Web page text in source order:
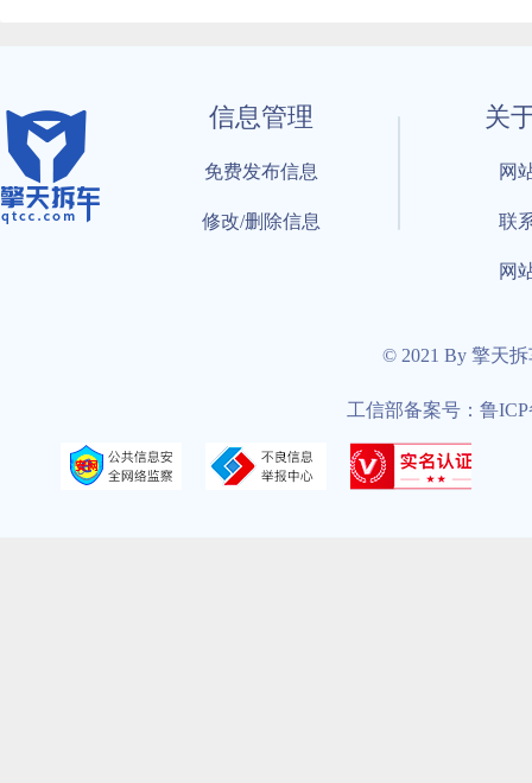
信息管理
免费发布信息
修改/删除信息
关
网
联
网
© 2021 By 擎天
工信部备案号：鲁